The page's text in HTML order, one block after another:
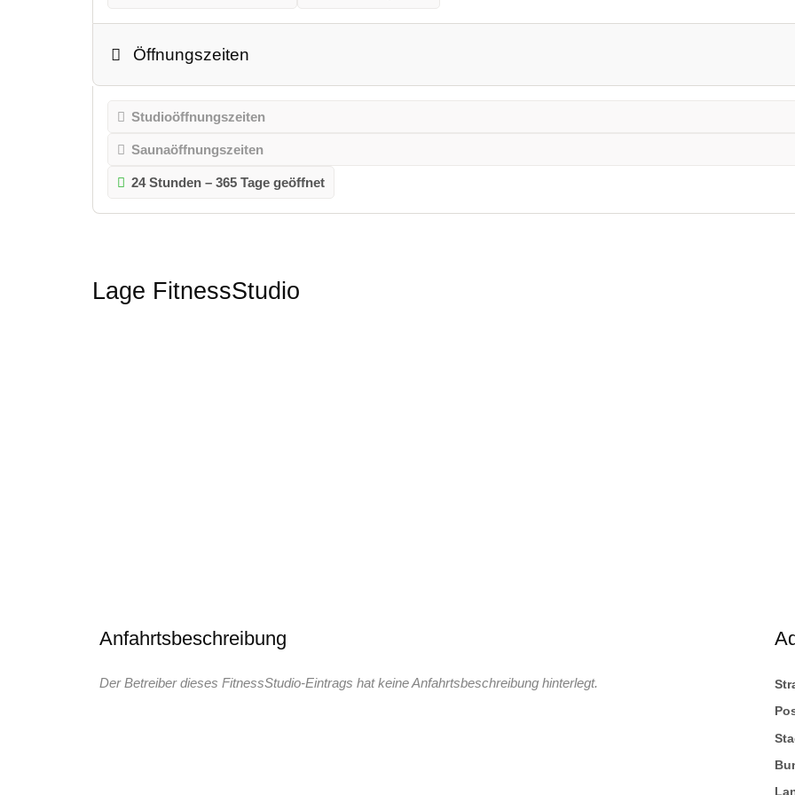
Öffnungszeiten
Studioöffnungszeiten
Saunaöffnungszeiten
24 Stunden – 365 Tage geöffnet
Lage FitnessStudio
Anfahrtsbeschreibung
Der Betreiber dieses FitnessStudio-Eintrags hat keine Anfahrtsbeschreibung hinterlegt.